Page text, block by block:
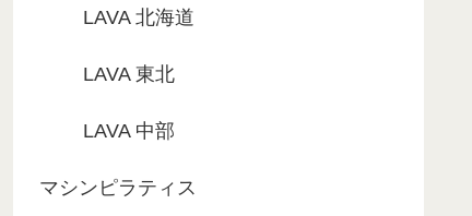
LAVA 北海道
LAVA 東北
LAVA 中部
マシンピラティス